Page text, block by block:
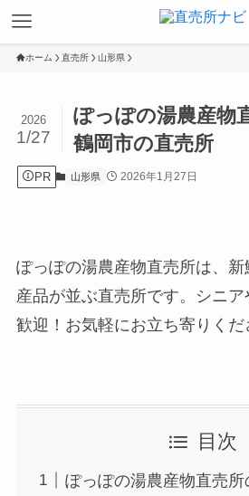
ホーム 直売所 山形県
ぽっぽの湯農産物
鶴岡市の直売所
2026
1/27
PR 山形県 2026年1月27日
ぽっぽの湯農産物直売所は、
産品が並ぶ直売所です。シニ
歓迎！お気軽にお立ち寄りくだ
目次
ぽっぽの湯農産物直売所